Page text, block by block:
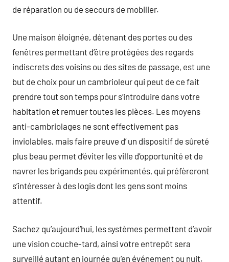
de réparation ou de secours de mobilier.
Une maison éloignée, détenant des portes ou des
fenêtres permettant d’être protégées des regards
indiscrets des voisins ou des sites de passage, est une
but de choix pour un cambrioleur qui peut de ce fait
prendre tout son temps pour s’introduire dans votre
habitation et remuer toutes les pièces. Les moyens
anti-cambriolages ne sont effectivement pas
inviolables, mais faire preuve d’ un dispositif de sûreté
plus beau permet d’éviter les ville d’opportunité et de
navrer les brigands peu expérimentés, qui préfèreront
s’intéresser à des logis dont les gens sont moins
attentif.
Sachez qu’aujourd’hui, les systèmes permettent d’avoir
une vision couche-tard, ainsi votre entrepôt sera
surveillé autant en journée qu’en événement ou nuit.